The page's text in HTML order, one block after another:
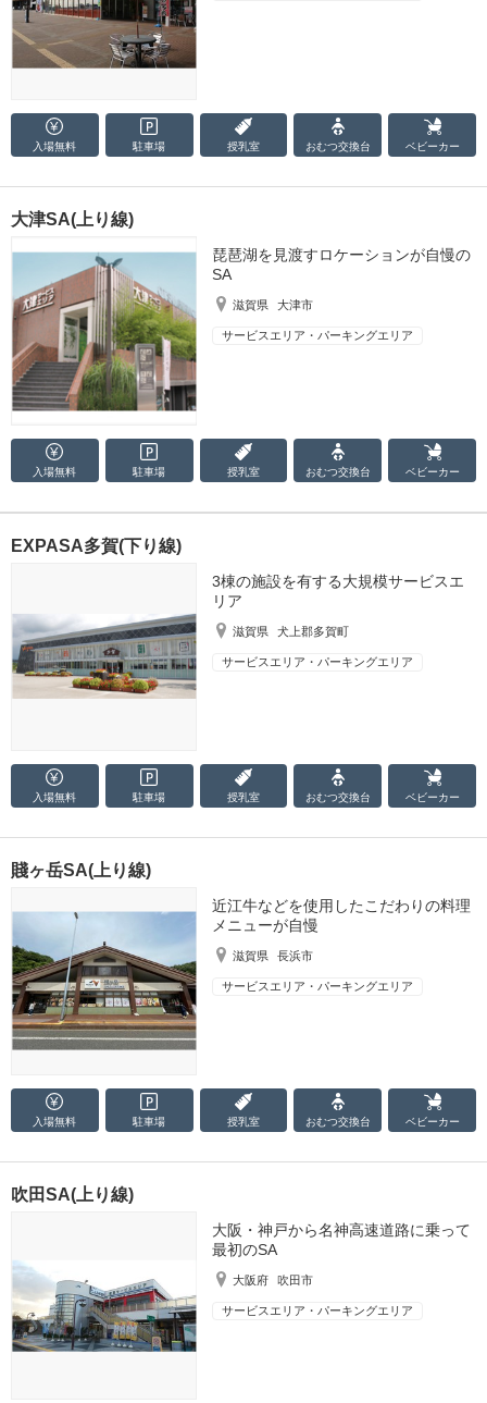
入場無料 駐車場 授乳室 おむつ交換台 ベビーカー
大津SA(上り線)
琵琶湖を見渡すロケーションが自慢の
SA
滋賀県 大津市
サービスエリア・パーキングエリア
入場無料 駐車場 授乳室 おむつ交換台 ベビーカー
EXPASA多賀(下り線)
3棟の施設を有する大規模サービスエ
リア
滋賀県 犬上郡多賀町
サービスエリア・パーキングエリア
入場無料 駐車場 授乳室 おむつ交換台 ベビーカー
賤ヶ岳SA(上り線)
近江牛などを使用したこだわりの料理
メニューが自慢
滋賀県 長浜市
サービスエリア・パーキングエリア
入場無料 駐車場 授乳室 おむつ交換台 ベビーカー
吹田SA(上り線)
大阪・神戸から名神高速道路に乗って
最初のSA
大阪府 吹田市
サービスエリア・パーキングエリア